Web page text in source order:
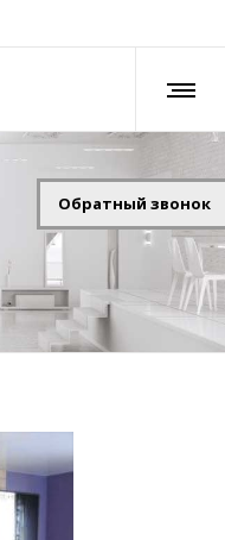
Обратный звонок